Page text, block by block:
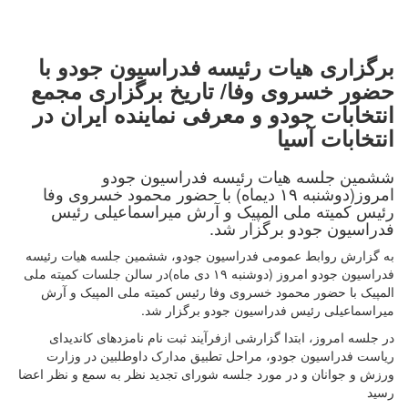
برگزاری هیات رئیسه فدراسیون جودو با
حضور خسروی وفا/ تاریخ برگزاری مجمع
انتخابات جودو و معرفی نماینده ایران در
انتخابات آسیا
ششمین جلسه هیات رئیسه فدراسیون جودو
امروز(دوشنبه ۱۹ دیماه) با حضور محمود خسروی وفا
رئیس کمیته ملی المپیک و آرش میراسماعیلی رئیس
فدراسیون جودو برگزار شد.
به گزارش روابط عمومی فدراسیون جودو، ششمین جلسه هیات رئیسه
فدراسیون جودو امروز (دوشنبه ۱۹ دی ماه)در سالن جلسات کمیته ملی
المپیک با حضور محمود خسروی وفا رئیس کمیته ملی المپیک و آرش
میراسماعیلی رئیس فدراسیون جودو برگزار شد.
در جلسه امروز، ابتدا گزارشی ازفرآیند ثبت نام نامزدهای کاندیدای
ریاست فدراسیون جودو، مراحل تطبیق مدارک داوطلبین در وزارت
ورزش و جوانان و در مورد جلسه شورای تجدید نظر به سمع و نظر اعضا
رسید